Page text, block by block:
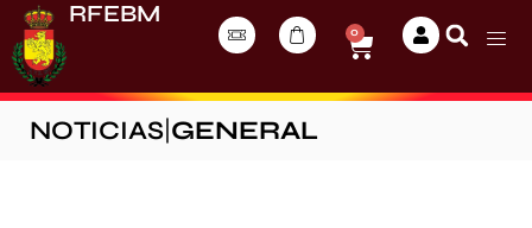
RFEBM
0
NOTICIAS GENERAL